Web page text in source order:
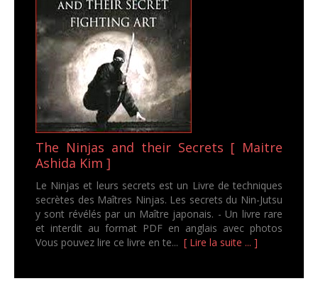
The Ninjas and their Secrets [ Maitre
Ashida Kim ]
Le Ninjas et leurs secrets est un Livre de techniques
secrètes des Maîtres Ninjas. Les secrets du Nin-Jutsu
y sont révélés par un Maître japonais. - Un livre rare
et interdit au format PDF en anglais avec photos
Vous pouvez lire ce livre en te... [ Lire la suite ... ]